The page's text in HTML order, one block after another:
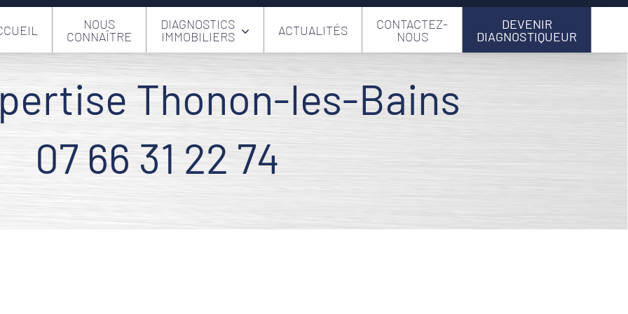
NOUS
CONNAÎTRE
DIAGNOSTICS
IMMOBILIERS
ACTUALITÉS
CONTACTEZ-
NOUS
DEVENIR
DIAGNOSTIQUEUR
Thonon-les-Bains
07 66 31 22 74